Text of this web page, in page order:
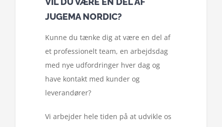
JUGEMA NORDIC?
Kunne du tænke dig at være en del af
et professionelt team, en arbejdsdag
med nye udfordringer hver dag og
have kontakt med kunder og
leverandører?
Vi arbejder hele tiden på at udvikle os